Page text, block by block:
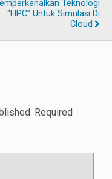
Teknologi
“HPC” Untuk Simulasi Di
Cloud
Required